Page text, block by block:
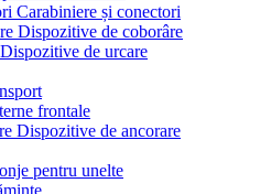
Carabiniere și conectori
Dispozitive de coborâre
Dispozitive de urcare
frontale
Dispozitive de ancorare
pentru unelte